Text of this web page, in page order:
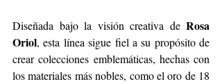
Diseñada bajo la visión creativa de Rosa
Oriol, esta línea sigue fiel a su propósito de
crear colecciones emblemáticas, hechas con
los materiales más nobles, como el oro de 18